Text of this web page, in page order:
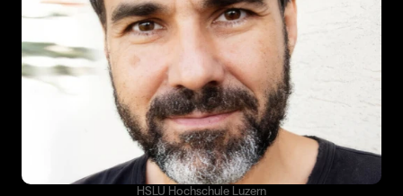
HSLU Hochschule Luzern